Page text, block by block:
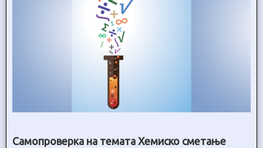
Самопроверка на темата Хемиско сметање